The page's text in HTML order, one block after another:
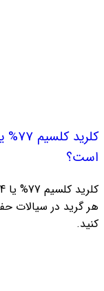
است؟
هر گرید در سیالات
کنید.